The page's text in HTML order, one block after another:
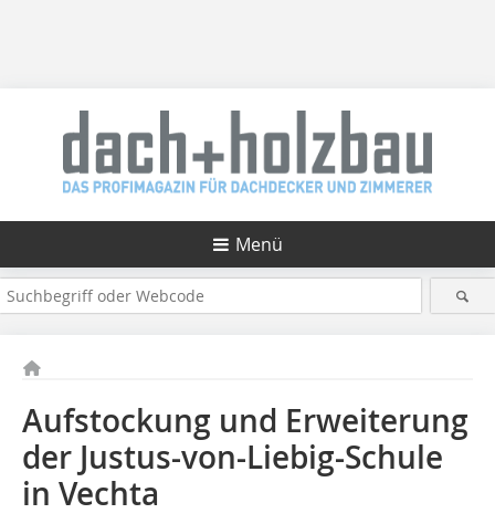
Menü
Aufstockung und Erweiterung
der Justus-von-Liebig-Schule
in Vechta